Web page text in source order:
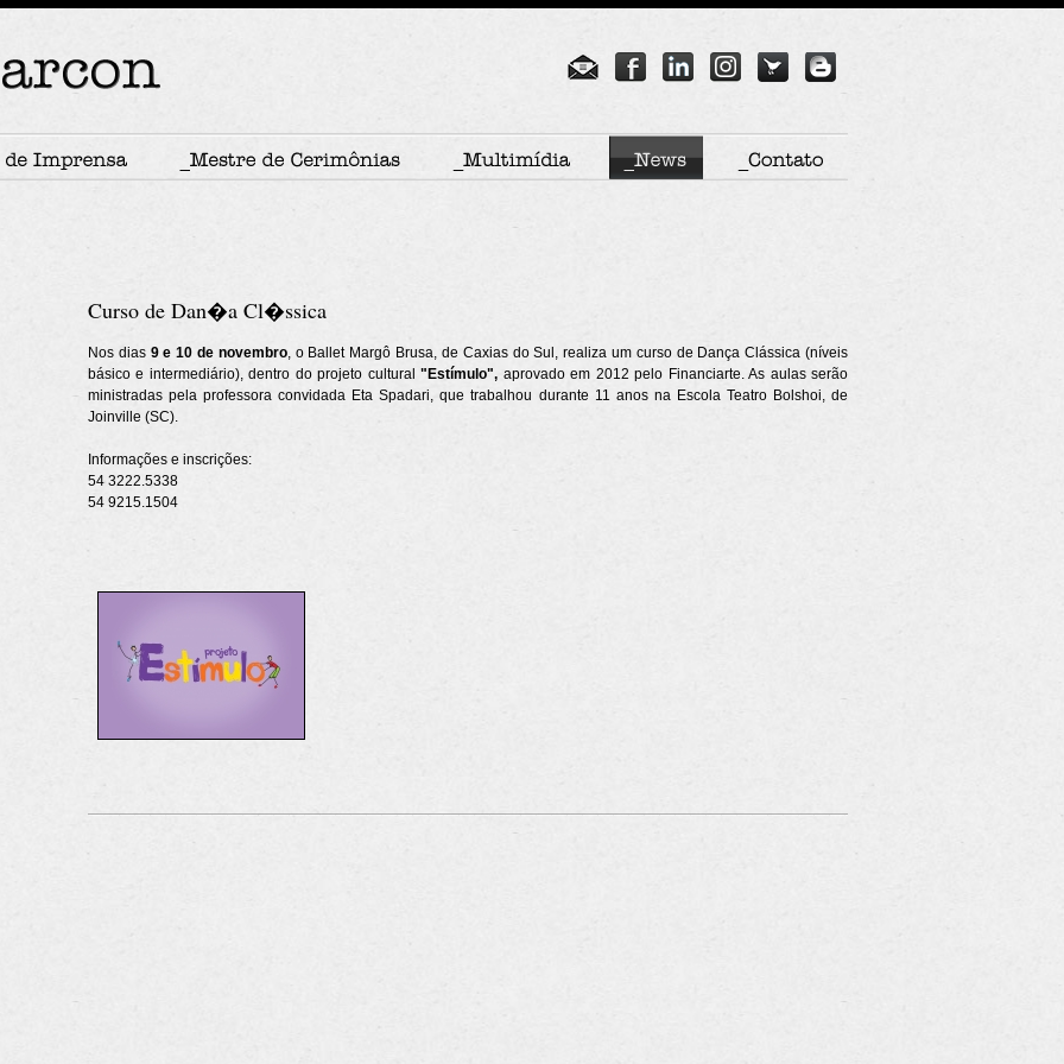
Curso de Dan�a Cl�ssica
Nos dias 9 e 10 de novembro, o Ballet Margô Brusa, de Caxias do Sul, realiza um curso de Dança Clássica (níveis
básico e intermediário), dentro do projeto cultural"Estímulo", aprovado em 2012 pelo Financiarte. As aulas serão
ministradas pela professora convidada Eta Spadari, que trabalhou durante 11 anos na Escola Teatro Bolshoi, de
Joinville (SC).
Informações e inscrições:
54 3222.5338
54 9215.1504